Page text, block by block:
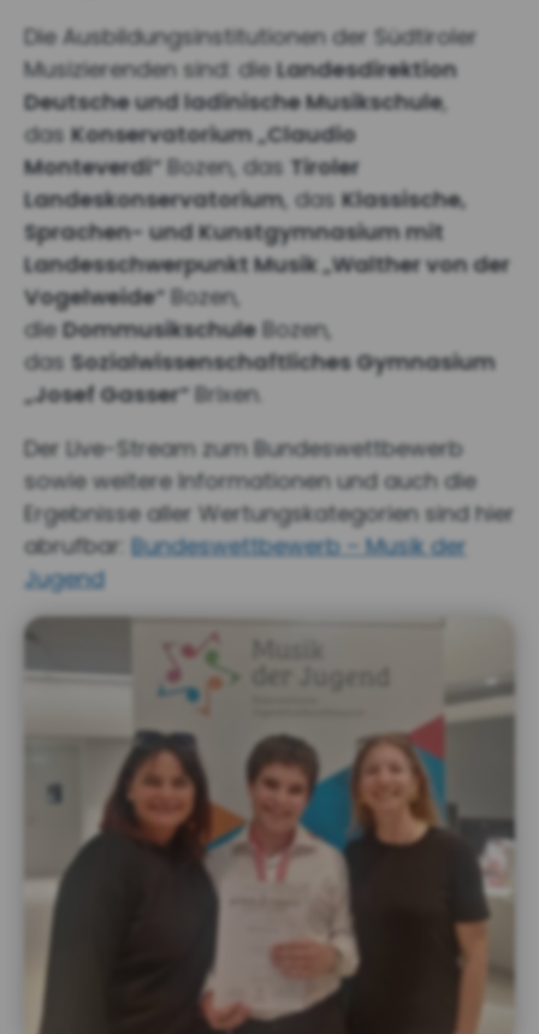
Die Ausbildungsinstitutionen der Südtiroler
Musizierenden sind: dieLandesdirektion
Deutsche und ladinische Musikschule,
dasKonservatorium „Claudio
Monteverdi“ Bozen, das Tiroler
Landeskonservatorium, dasKlassische,
Sprachen- und Kunstgymnasium mit
Landesschwerpunkt Musik „Walther von der
Vogelweide“ Bozen,
die DommusikschuleBozen,
das Sozialwissenschaftliches Gymnasium
„Josef Gasser“ Brixen.
Der Live-Stream zum Bundeswettbewerb
sowie weitere Informationen und auch die
Ergebnisse aller Wertungskategorien sind hier
abrufbar: Bundeswettbewerb – Musik der
Jugend